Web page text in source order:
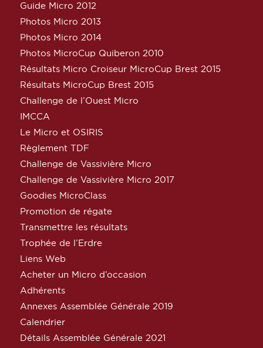
Guide Micro 2012
Photos Micro 2013
Photos Micro 2014
Photos MicroCup Quiberon 2010
Résultats Micro Croiseur MicroCup Brest 2015
Résultats MicroCup Brest 2015
Challenge de l’Ouest Micro
IMCCA
Le Micro et OSIRIS
Règlement TDF
Challenge de Vassivière Micro
Challenge de Vassivière Micro 2017
Goodies MicroClass
Promotion de régate
Transmettre les résultats
Trophée de l’Erdre
Liens Web
Acheter un Micro d’occasion
Adhérents
Annexes Assemblée Générale 2019
Calendrier
Détails Assemblée Générale 2021